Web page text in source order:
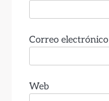
Correo electrónico
Web